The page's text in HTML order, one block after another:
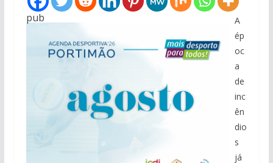
pub
A
ép
oc
a
de
inc
ên
dio
s
já